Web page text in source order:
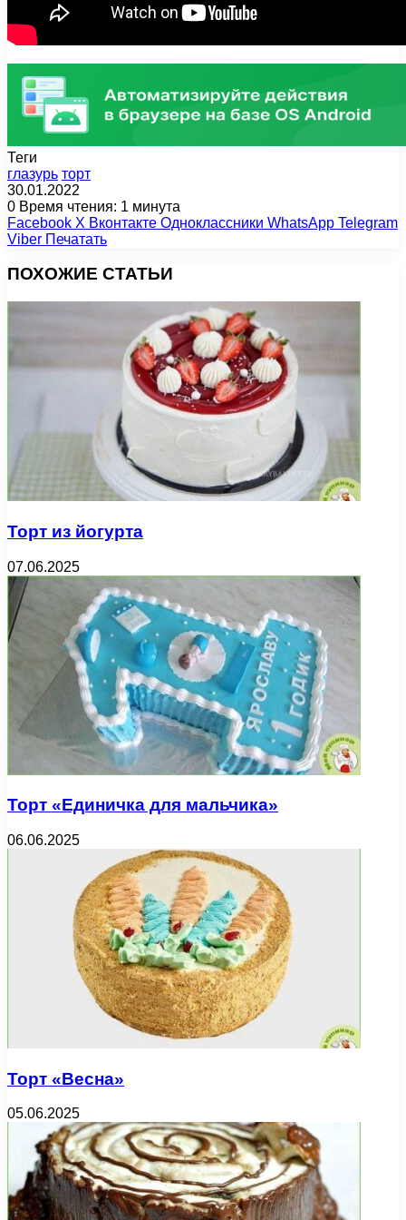
Теги
глазурь торт
30.01.2022
0 Время чтения: 1 минута
Facebook X Вконтакте Одноклассники WhatsApp Telegram
Viber Печатать
ПОХОЖИЕ СТАТЬИ
Торт из йогурта
07.06.2025
Торт «Единичка для мальчика»
06.06.2025
Торт «Весна»
05.06.2025